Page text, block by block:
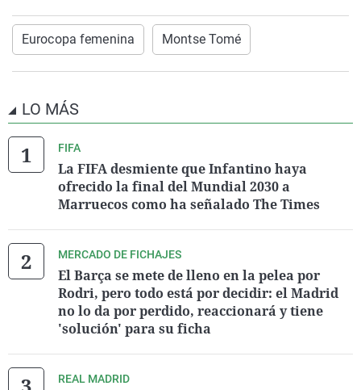
Eurocopa femenina Montse Tomé
LO MÁS
FIFA
La FIFA desmiente que Infantino haya
ofrecido la final del Mundial 2030 a
Marruecos como ha señalado The Times
MERCADO DE FICHAJES
El Barça se mete de lleno en la pelea por
Rodri, pero todo está por decidir: el Madrid
no lo da por perdido, reaccionará y tiene
'solución' para su ficha
REAL MADRID